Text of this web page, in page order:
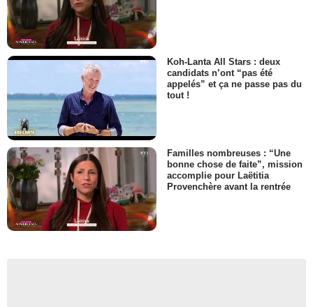
Koh-Lanta All Stars : deux
candidats n’ont “pas été
appelés” et ça ne passe pas du
tout !
Familles nombreuses : “Une
bonne chose de faite”, mission
accomplie pour Laëtitia
Provenchère avant la rentrée